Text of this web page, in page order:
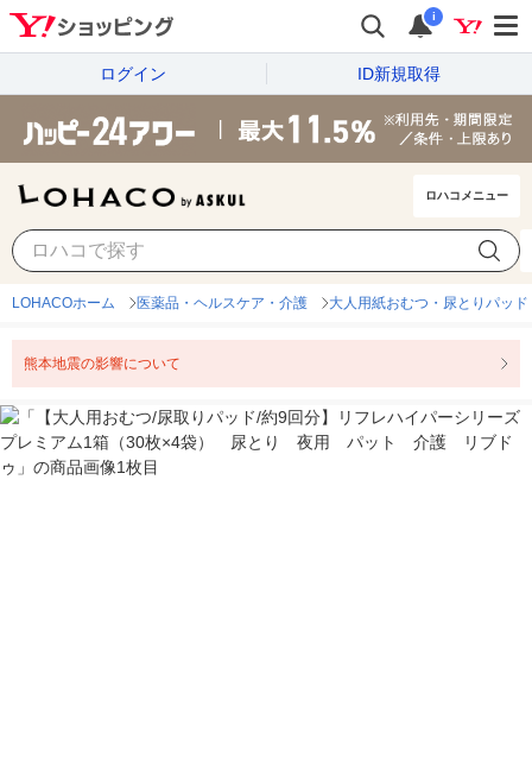
i
ログイン ID新規取得
ロハコメニュー
LOHACOホーム 医薬品・ヘルスケア・介護 大人用紙おむつ・尿とりパッド
熊本地震の影響について